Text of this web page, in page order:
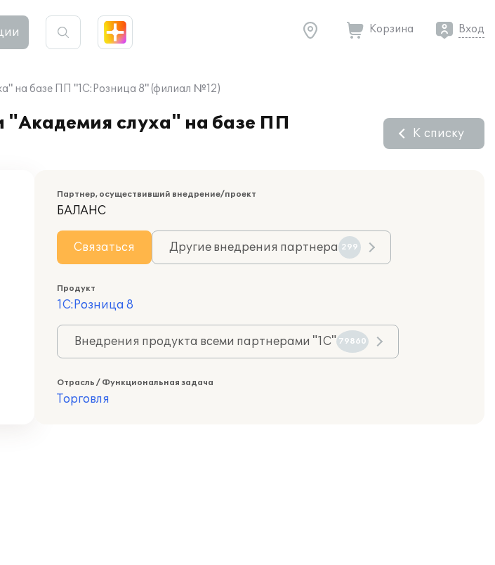
Корзина Вход
на базе ПП "1С:Розница 8" (филиал №12)
"Академия слуха" на базе ПП
К списку
Партнер, осуществивший внедрение/проект
БАЛАНС
Связаться Другие внедрения партнера 299
Продукт
1С:Розница 8
Внедрения продукта всеми партнерами "1С" 79860
Отрасль / Функциональная задача
Торговля